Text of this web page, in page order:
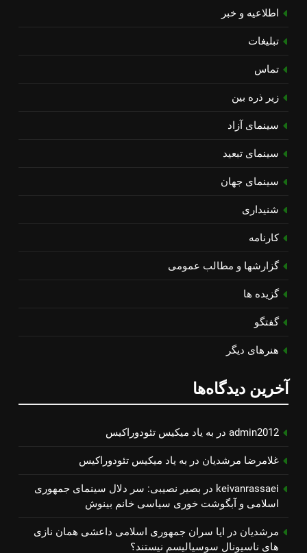
اطلاعیه و خبر
تبلیغات
تماس
زیر ذره بین
سینمای آزاد
سینمای تبعید
سینمای جهان
شنیداری
کارنامه
گزارشها و مطالب عمومی
گزیده ها
گفتگو
هنرهای دیگر
آخرین دیدگاه‌ها
admin2012 در به یاد میكیس تئودوراكیس
غلامرضا مرشدیان در به یاد میكیس تئودوراكیس
keivanrassaei در بصیر نصیبی: سر دلال سینمای جمهوری
اسلامی و آبگوشت خوری سیاسی خانم بینوش
مرشدیان در ایا سران جمهوری اسلامی داعشی همان نازی
های ناسیونال سوسیالیسم نیستند؟